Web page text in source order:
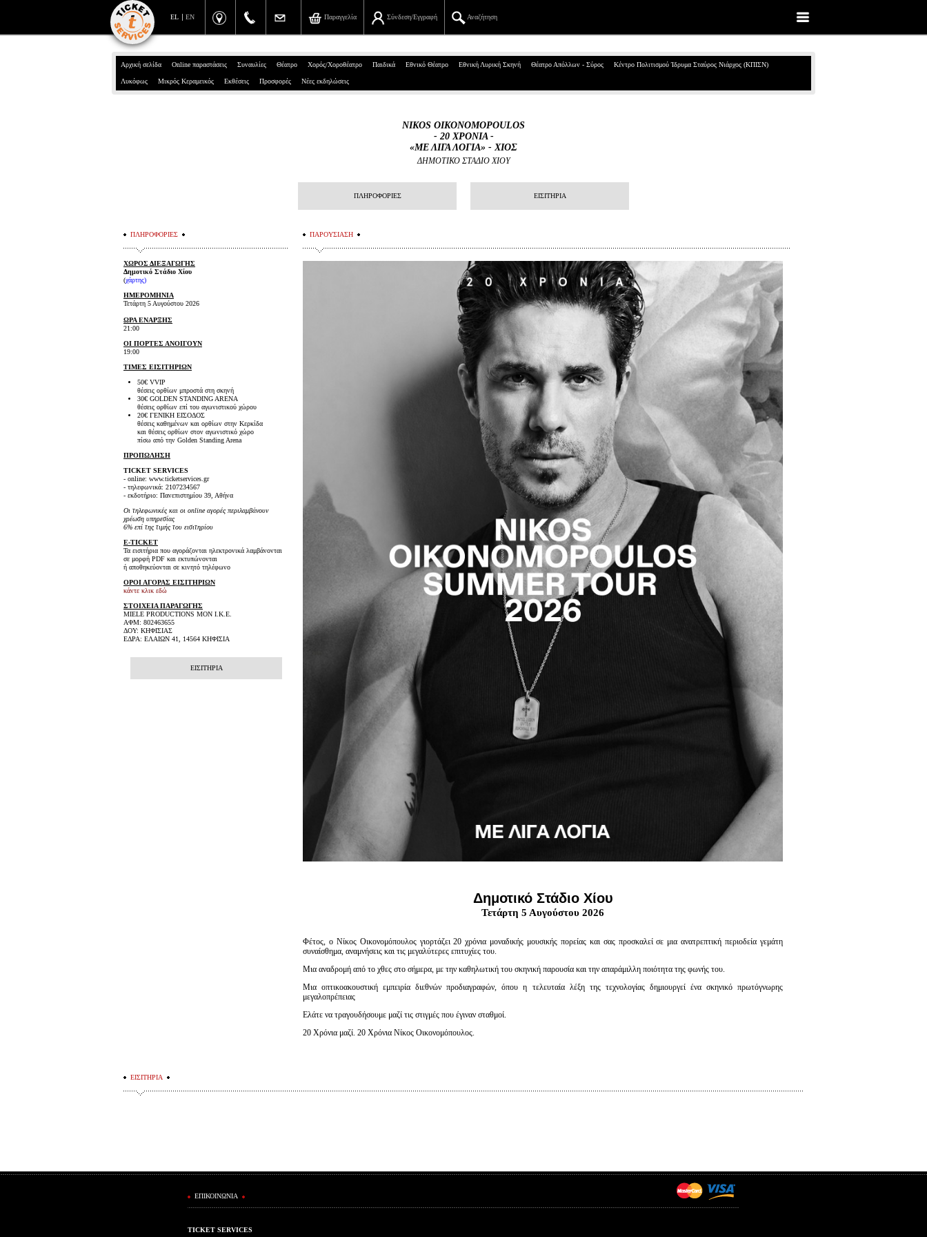
EN
EL Αναζήτηση
Σύνδεση/Εγγραφή
Παραγγελία
Πανεπιστημίου 39, Αθήνα
Αναζήτηση
Είσοδος διαχειριστή
Αρχική σελίδα Online παραστάσεις Συναυλίες Θέατρο Χορός/Χοροθέατρο Παιδικά Εθνικό Θέατρο Εθνική Λυρική Σκηνή Θέατρο Απόλλων - Σύρος Κέντρο Πολιτισμού Ίδρυμα Σταύρος Νιάρχος (ΚΠΙΣΝ)
Λυκόφως Μικρός Κεραμεικός Εκθέσεις Προσφορές Νέες εκδηλώσεις
NIKOS OIKONOMOPOULOS
- 20 ΧΡΟΝΙΑ -
«ΜΕ ΛΙΓΑ ΛΟΓΙΑ» - ΧΙΟΣ
ΔΗΜΟΤΙΚΟ ΣΤΑΔΙΟ ΧΙΟΥ
ΠΛΗΡΟΦΟΡΙΕΣ ΕΙΣΙΤΗΡΙΑ
ΠΑΡΟΥΣΙΑΣΗ
Δημοτικό Στάδιο Χίου
Τετάρτη 5 Αυγούστου 2026
Φέτος, ο Νίκος Οικονομόπουλος γιορτάζει 20 χρόνια μοναδικής μουσικής πορείας και σας προσκαλεί σε μια ανατρεπτική περιοδεία γεμάτη
συναίσθημα, αναμνήσεις και τις μεγαλύτερες επιτυχίες του.
Μια αναδρομή από το χθες στο σήμερα, με την καθηλωτική του σκηνική παρουσία και την απαράμιλλη ποιότητα της φωνής του.
Μια οπτικοακουστική εμπειρία διεθνών προδιαγραφών, όπου η τελευταία λέξη της τεχνολογίας δημιουργεί ένα σκηνικό πρωτόγνωρης
μεγαλοπρέπειας
​Ελάτε να τραγουδήσουμε μαζί τις στιγμές που έγιναν σταθμοί.
​20 Χρόνια μαζί. 20 Χρόνια Νίκος Οικονομόπουλος.
ΠΛΗΡΟΦΟΡΙΕΣ
ΧΩΡΟΣ ΔΙΕΞΑΓΩΓΗΣ
Δημοτικό Στάδιο Χίου
(χάρτης)
ΗΜΕΡΟΜΗΝΙΑ
Τετάρτη 5 Αυγούστου 2026
ΩΡΑ ΕΝΑΡΞΗΣ
21:00
ΟΙ ΠΟΡΤΕΣ ΑΝΟΙΓΟΥΝ
19:00
ΤΙΜΕΣ ΕΙΣΙΤΗΡΙΩΝ
50€ VVIP
θέσεις ορθίων μπροστά στη σκηνή
30€ GOLDEN STANDING ARENA
θέσεις ορθίων επί του αγωνιστικού χώρου
20€ ΓΕΝΙΚΗ ΕΙΣΟΔΟΣ
θέσεις καθημένων και ορθίων στην Κερκίδα
και θέσεις ορθίων στον αγωνιστικό χώρο
πίσω από την Golden Standing Arena
ΠΡΟΠΩΛΗΣΗ
TICKET SERVICES
- online: www.ticketservices.gr
- τηλεφωνικά: 2107234567
- εκδοτήριο: Πανεπιστημίου 39, Αθήνα
Οι τηλεφωνικές και οι online αγορές περιλαμβάνουν
χρέωση υπηρεσίας
6% επί της τιμής του εισιτηρίου
E-TICKET
Τα εισιτήρια που αγοράζονται ηλεκτρονικά λαμβάνονται
σε μορφή PDF και εκτυπώνονται
ή αποθηκεύονται σε κινητό τηλέφωνο
ΟΡΟΙ ΑΓΟΡΑΣ ΕΙΣΙΤΗΡΙΩΝ
κάντε κλικ εδώ
ΣΤΟΙΧΕΙΑ ΠΑΡΑΓΩΓΗΣ
MIELE PRODUCTIONS ΜΟΝ I.K.E.
ΑΦΜ: 802463655
ΔΟΥ: ΚΗΦΙΣΙΑΣ
ΕΔΡΑ: ΕΛΑΙΩΝ 41, 14564 ΚΗΦΙΣΙΑ
ΕΙΣΙΤΗΡΙΑ
ΕΙΣΙΤΗΡΙΑ
ΕΠΙΚΟΙΝΩΝΙΑ
TICKET SERVICES